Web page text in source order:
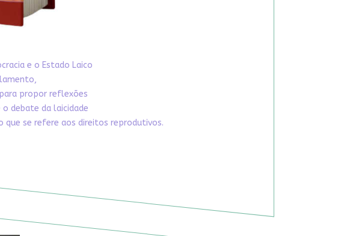
e o Estado Laico
propor reflexões
debate da laicidade
se refere aos direitos reprodutivos.